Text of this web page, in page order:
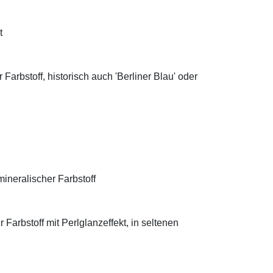
historisch auch 'Berliner Blau' oder
Farbstoff
mit Perlglanzeffekt, in seltenen